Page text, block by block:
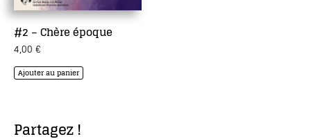
#2 – Chère époque
4,00 €
Ajouter au panier
Partagez !